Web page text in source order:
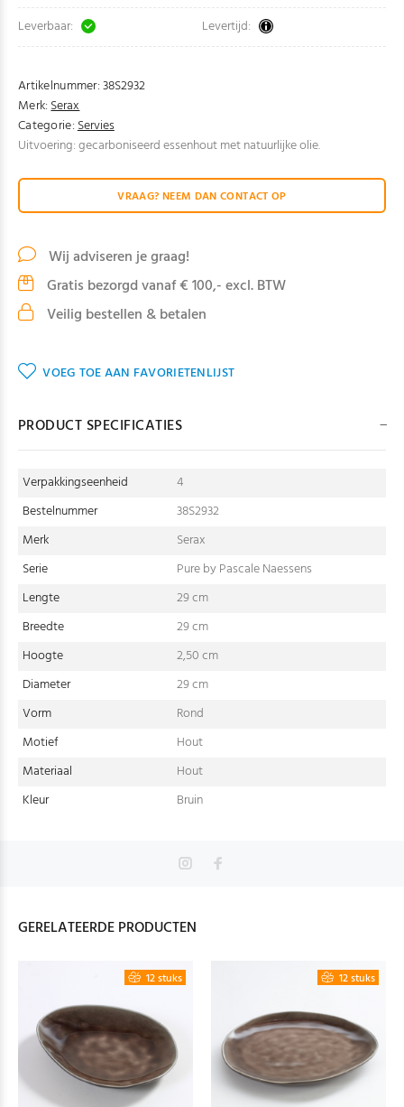
Leverbaar: Levertijd:
Artikelnummer:38S2932
Merk:Serax
Categorie:Servies
Uitvoering: gecarboniseerd essenhout met natuurlijke olie.
VRAAG? NEEM DAN CONTACT OP
Wij adviseren je graag!
Gratis bezorgd vanaf € 100,- excl. BTW
Veilig bestellen & betalen
VOEG TOE AAN FAVORIETENLIJST
PRODUCT SPECIFICATIES
Verpakkingseenheid
4
Bestelnummer
38S2932
Merk
Serax
Serie
Pure by Pascale Naessens
Lengte
29 cm
Breedte
29 cm
Hoogte
2,50 cm
Diameter
29 cm
Vorm
Rond
Motief
Hout
Materiaal
Hout
Kleur
Bruin
GERELATEERDE PRODUCTEN
12 stuks 12 stuks